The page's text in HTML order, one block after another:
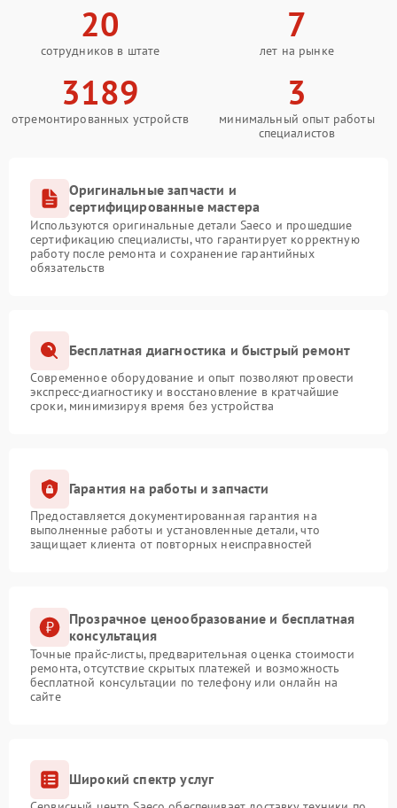
20
сотрудников в штате
7
лет на рынке
3189
отремонтированных устройств
3
минимальный опыт работы
специалистов
Оригинальные запчасти и
сертифицированные мастера
Используются оригинальные детали Saeco и прошедшие
сертификацию специалисты, что гарантирует корректную
работу после ремонта и сохранение гарантийных
обязательств
Бесплатная диагностика и быстрый ремонт
Современное оборудование и опыт позволяют провести
экспресс-диагностику и восстановление в кратчайшие
сроки, минимизируя время без устройства
Гарантия на работы и запчасти
Предоставляется документированная гарантия на
выполненные работы и установленные детали, что
защищает клиента от повторных неисправностей
Прозрачное ценообразование и бесплатная
консультация
Точные прайс-листы, предварительная оценка стоимости
ремонта, отсутствие скрытых платежей и возможность
бесплатной консультации по телефону или онлайн на
сайте
Широкий спектр услуг